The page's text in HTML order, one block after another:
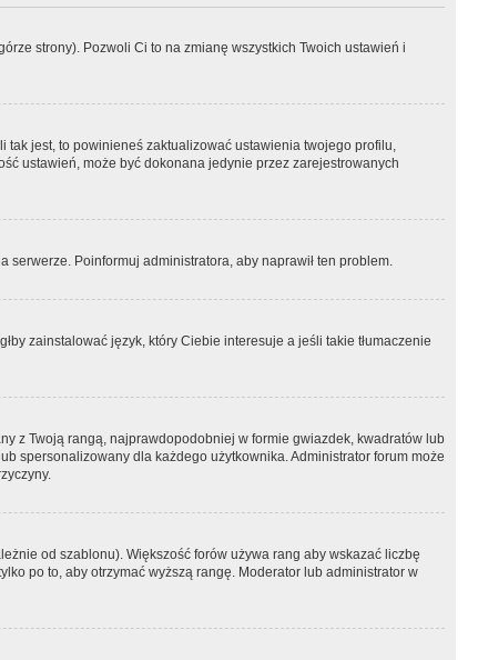
strony). Pozwoli Ci to na zmianę wszystkich Twoich ustawień i
tak jest, to powinieneś zaktualizować ustawienia twojego profilu,
ustawień, może być dokonana jedynie przez zarejestrowanych
Poinformuj administratora, aby naprawił ten problem.
zainstalować język, który Ciebie interesuje a jeśli takie tłumaczenie
z Twoją rangą, najprawdopodobniej w formie gwiazdek, kwadratów lub
spersonalizowany dla każdego użytkownika. Administrator forum może
od szablonu). Większość forów używa rang aby wskazać liczbę
po to, aby otrzymać wyższą rangę. Moderator lub administrator w